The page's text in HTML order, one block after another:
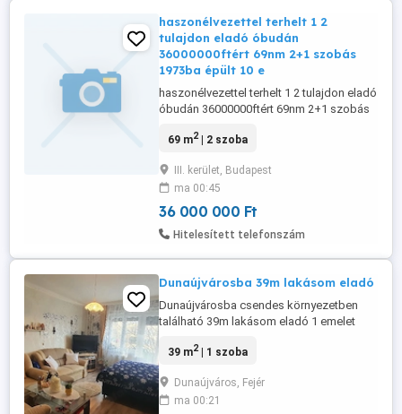
haszonélvezettel terhelt 1 2
tulajdon eladó óbudán
36000000ftért 69nm 2+1 szobás
1973ba épült 10 e
haszonélvezettel terhelt 1 2 tulajdon eladó
óbudán 36000000ftért 69nm 2+1 szobás
néző ablakokkal kizárolag kp eladó az
élvezet van a haszonélvező semilyen
körülmények véget nem akarja eladni
lemondani a haszonélvezetről a ...
69 m2| 2 szoba
III. kerület, Budapest
ma 00:45
36 000 000 Ft
Hitelesített telefonszám
Dunaújvárosba 39m lakásom eladó
Dunaújvárosba csendes környezetben
található 39m lakásom eladó 1 emelet
bútorozott tiszta felújitott kevés rezsivel
szoba konyha fürdőszoba folyosó spájz
tökéletes állapotban lévő tehermentes.
39 m2| 1 szoba
Dunaújváros, Fejér
ma 00:21